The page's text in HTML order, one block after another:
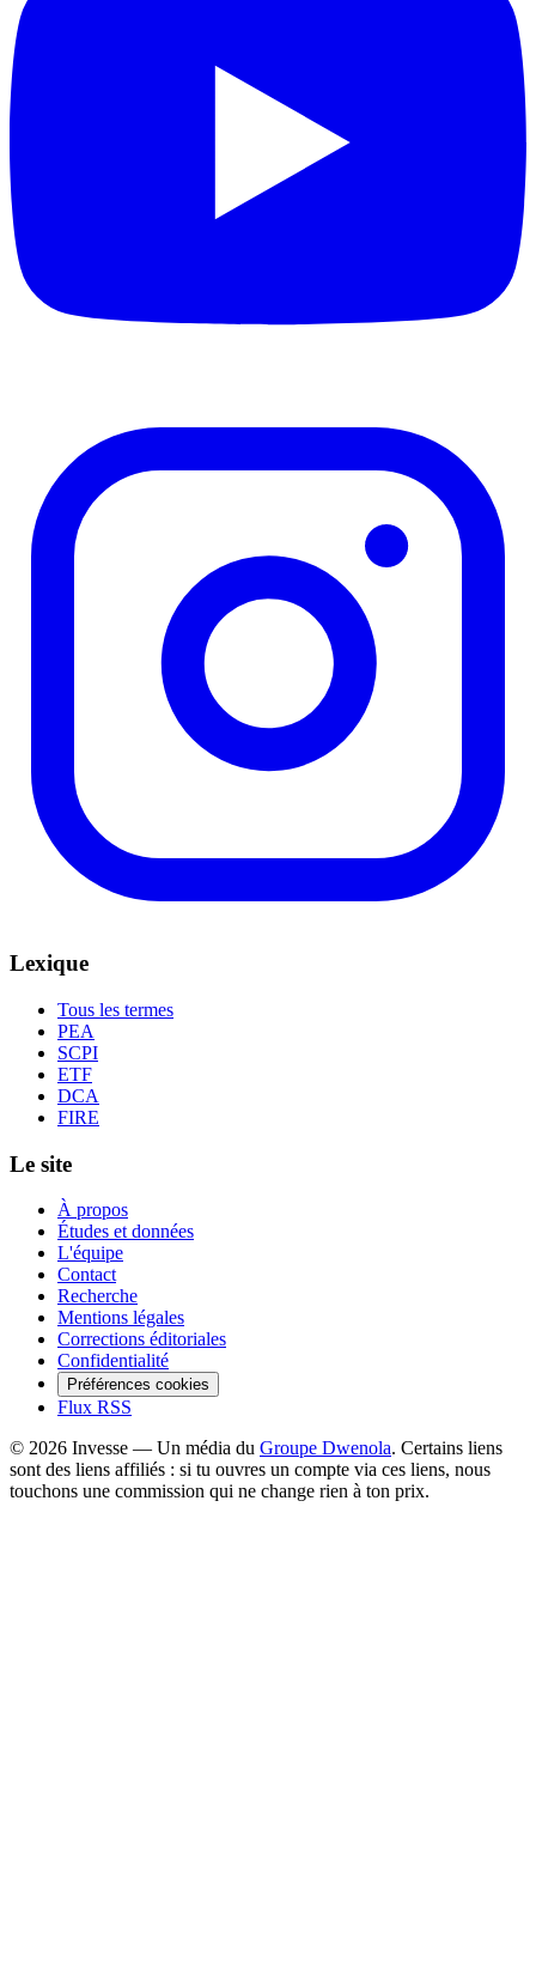
Lexique
Tous les termes
PEA
SCPI
ETF
DCA
FIRE
Le site
À propos
Études et données
L'équipe
Contact
Recherche
Mentions légales
Corrections éditoriales
Confidentialité
Préférences cookies
Flux RSS
© 2026 Invesse — Un média du Groupe Dwenola. Certains liens
sont des liens affiliés : si tu ouvres un compte via ces liens, nous
touchons une commission qui ne change rien à ton prix.